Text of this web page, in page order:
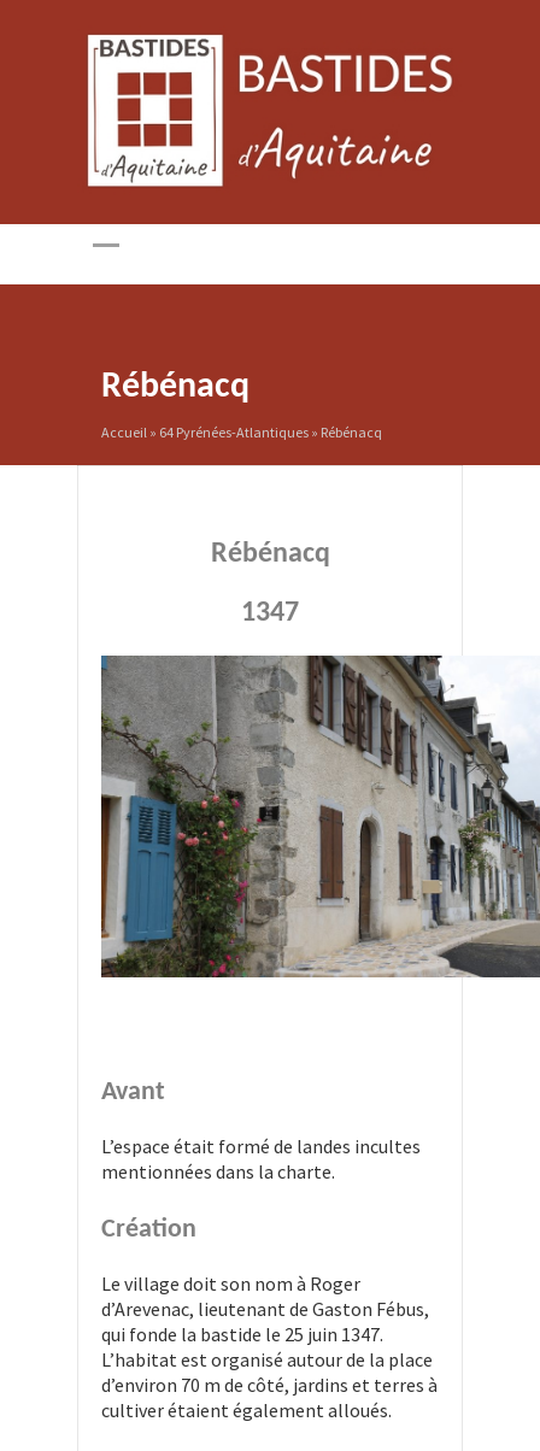
Rébénacq
Accueil » 64 Pyrénées-Atlantiques » Rébénacq
Rébénacq
1347
Avant
L’espace était formé de landes incultes
mentionnées dans la charte.
Création
Le village doit son nom à Roger
d’Arevenac, lieutenant de Gaston Fébus,
qui fonde la bastide le 25 juin 1347.
L’habitat est organisé autour de la place
d’environ 70 m de côté, jardins et terres à
cultiver étaient également alloués.